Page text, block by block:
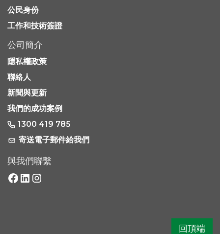
公司簡介
隱私權政策
聯絡人
新聞與更新
我們的成功案例
1300 419 785
寄送電子郵件給我們
與我們聯繫
公民身份
工作和技術簽證
回頂端